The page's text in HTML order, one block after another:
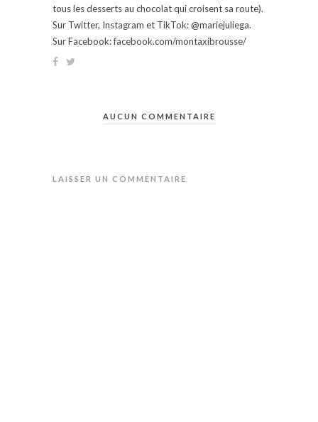
tous les desserts au chocolat qui croisent sa route).
Sur Twitter, Instagram et TikTok: @mariejuliega.
Sur Facebook: facebook.com/montaxibrousse/
AUCUN COMMENTAIRE
LAISSER UN COMMENTAIRE